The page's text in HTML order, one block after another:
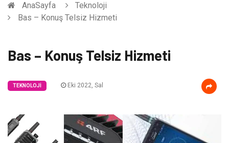
AnaSayfa
Teknoloji
Bas – Konuş Telsiz Hizmeti
Bas – Konuş Telsiz Hizmeti
TEKNOLOJI Eki 2022, Sal